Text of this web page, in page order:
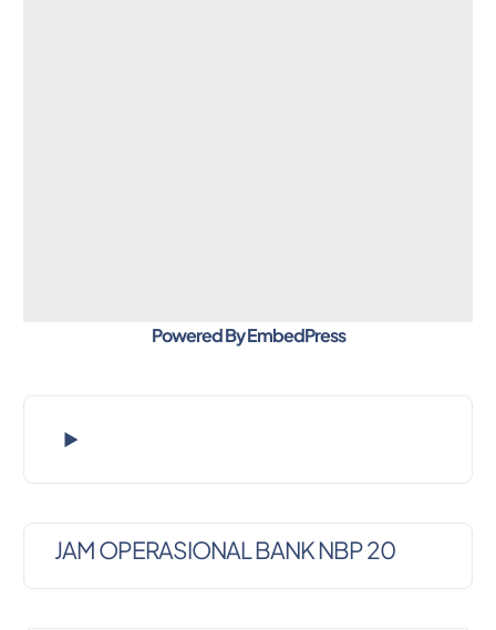
Powered By EmbedPress
JAM OPERASIONAL BANK NBP 20